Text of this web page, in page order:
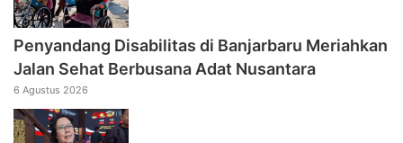
Penyandang Disabilitas di Banjarbaru Meriahkan
Jalan Sehat Berbusana Adat Nusantara
6 Agustus 2026